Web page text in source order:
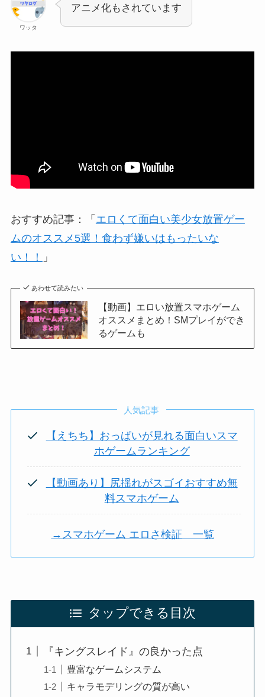
ワッタ
アニメ化もされています
おすすめ記事：「 エロくて面白い美少女放置ゲー
ムのオススメ5選！食わず嫌いはもったいな
い！！
」
あわせて読みたい
【動画】エロい放置スマホゲーム
オススメまとめ！SMプレイができ
るゲームも
人気記事
【えちち】おっぱいが見れる面白いスマ
ホゲームランキング
【動画あり】尻揺れがスゴイおすすめ無
料スマホゲーム
→スマホゲーム エロさ検証 一覧
タップできる目次
『キングスレイド』の良かった点
豊富なゲームシステム
キャラモデリングの質が高い